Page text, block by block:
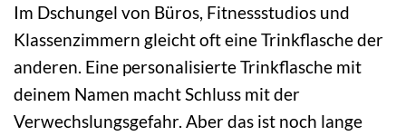
Im Dschungel von Büros, Fitnessstudios und
Klassenzimmern gleicht oft eine Trinkflasche der
anderen. Eine personalisierte Trinkflasche mit
deinem Namen macht Schluss mit der
Verwechslungsgefahr. Aber das ist noch lange